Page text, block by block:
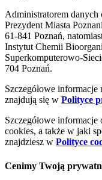
Administratorem
Prezydent Miasta
61-841 Poznań,
Instytut Chemii
Superkomputerowo-
704 Poznań.
Szczegółowe
znajdują się w Polityce
Szczegółowe
cookies, a także w jaki
znajdziesz w Polityce
Cenimy Twoją